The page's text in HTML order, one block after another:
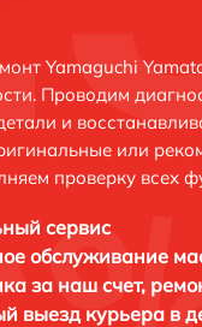
Yamaguchi
Проводим
и
или
проверку всех
сервис
обслуживание
за наш счет,
выезд курьера в